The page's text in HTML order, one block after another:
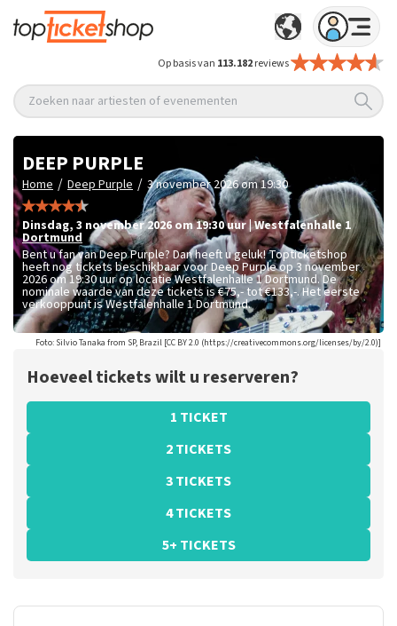
Op basis van 113.182reviews
Zoeken naar artiesten of evenementen
DEEP PURPLE
Home / Deep Purple / 3 november 2026 om 19:30
dinsdag, 3 november 2026 om 19:30uur|Westfalenhalle 1
Dortmund
Bent u fan van Deep Purple? Dan heeft u geluk! Topticketshop
heeft nog tickets beschikbaar voor Deep Purple op 3 november
2026 om 19:30 uur op locatie Westfalenhalle 1 Dortmund. De
nominale waarde van deze tickets is€75,- tot €133,-. Het eerste
verkooppunt is Westfalenhalle 1 Dortmund.
Foto: Silvio Tanaka from SP, Brazil [CC BY 2.0 (https://creativecommons.org/licenses/by/2.0)]
Hoeveel tickets wilt u reserveren?
1 TICKET
2 TICKETS
3 TICKETS
4 TICKETS
5+ TICKETS